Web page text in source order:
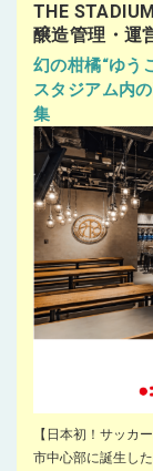
THE
醸造管理・運
幻の柑橘“ゆう
スタジアム内
集
【日本初！サッカ
市中心部に誕生し